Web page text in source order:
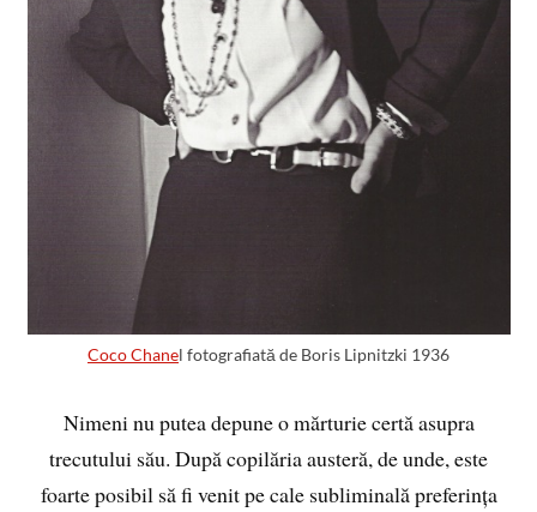
Coco Chanel fotografiată de Boris Lipnitzki 1936
Nimeni nu putea depune o mărturie certă asupra
trecutului său. După copilăria austeră, de unde, este
foarte posibil să fi venit pe cale subliminală preferința